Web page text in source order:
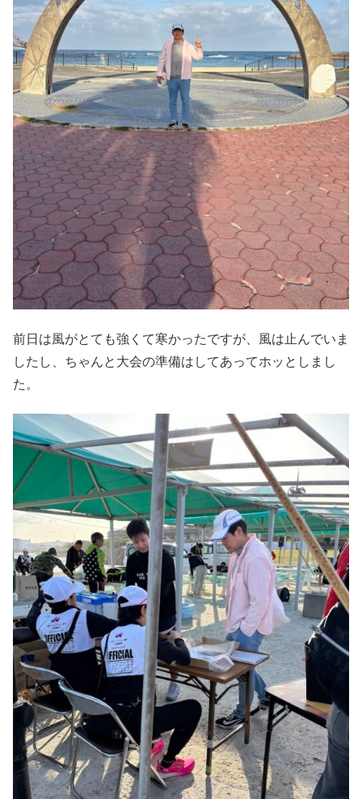
前日は風がとても強くて寒かったですが、風は止んでいま
したし、ちゃんと大会の準備はしてあってホッとしまし
た。